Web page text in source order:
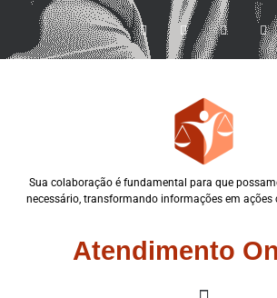
Sua colaboração é fundamental para que
necessário, transformando informações em ações
Atendimento